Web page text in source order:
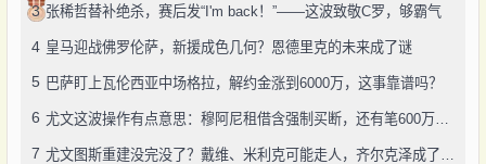
3 张稀哲替补绝杀，赛后发“I'm back！”——这波致敬C罗，够霸气
4 皇马迎战佛罗伦萨，新援成色几何？恩德里克的未来成了谜
5 巴萨盯上瓦伦西亚中场格拉，解约金涨到6000万，这事靠谱吗？
6
7